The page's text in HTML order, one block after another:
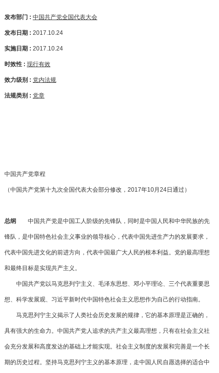
发布部门 : 中国共产党全国代表大会
发布日期 : 2017.10.24
实施日期 : 2017.10.24
时效性 : 现行有效
效力级别 : 党内法规
法规类别 : 党章
中国共产党章程
（中国共产党第十九次全国代表大会部分修改，2017年10月24日通过）
总纲 中国共产党是中国工人阶级的先锋队，同时是中国人民和中华民族的先
锋队，是中国特色社会主义事业的领导核心，代表中国先进生产力的发展要求，
代表中国先进文化的前进方向，代表中国最广大人民的根本利益。党的最高理想
和最终目标是实现共产主义。
中国共产党以马克思列宁主义、毛泽东思想、邓小平理论、三个代表重要思
想、科学发展观、习近平新时代中国特色社会主义思想作为自己的行动指南。
马克思列宁主义揭示了人类社会历史发展的规律，它的基本原理是正确的，
具有强大的生命力。中国共产党人追求的共产主义最高理想，只有在社会主义社
会充分发展和高度发达的基础上才能实现。社会主义制度的发展和完善是一个长
期的历史过程。坚持马克思列宁主义的基本原理，走中国人民自愿选择的适合中